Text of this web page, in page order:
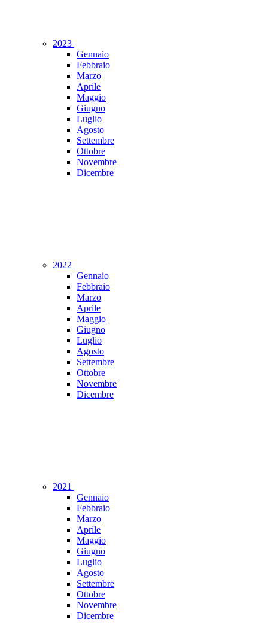
2023
Gennaio
Febbraio
Marzo
Aprile
Maggio
Giugno
Luglio
Agosto
Settembre
Ottobre
Novembre
Dicembre
2022
Gennaio
Febbraio
Marzo
Aprile
Maggio
Giugno
Luglio
Agosto
Settembre
Ottobre
Novembre
Dicembre
2021
Gennaio
Febbraio
Marzo
Aprile
Maggio
Giugno
Luglio
Agosto
Settembre
Ottobre
Novembre
Dicembre